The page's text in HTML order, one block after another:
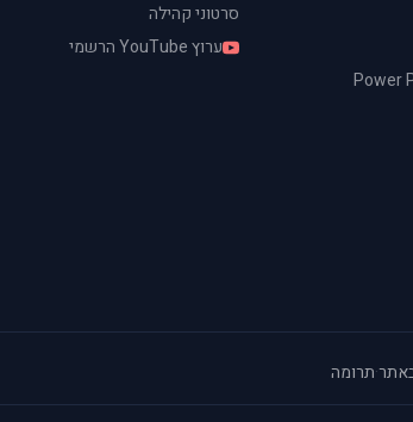
סרטוני קהילה
ערוץ YouTube הרשמי
·תרומה